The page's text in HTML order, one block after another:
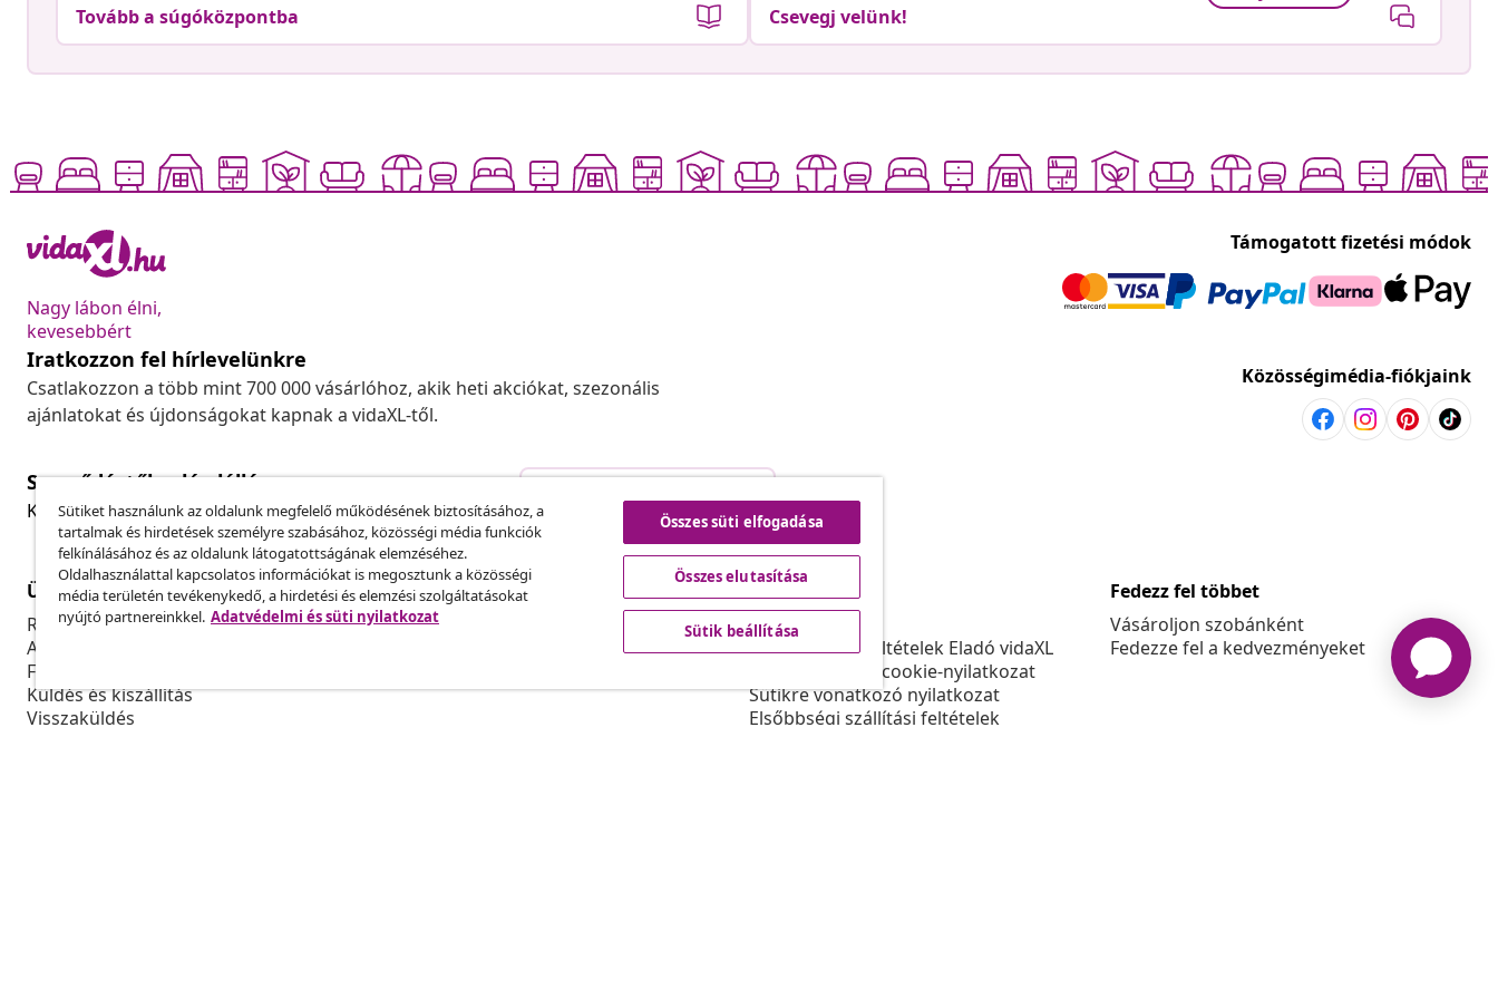
Tovább a súgóközpontba Csevegj velünk!
Nagy lábon élni,
kevesebbért
Támogatott fizetési módok
Iratkozzon fel hírlevelünkre
Csatlakozzon a több mint 700 000 vásárlóhoz, akik heti akciókat, szezonális
ajánlatokat és újdonságokat kapnak a vidaXL-től.
Közösségimédia-fiókjaink
Szerződéstől való elállás
Küldj be egy rendelés lemondására vonatkozó kérelmet.
Szerződéstől való elállás
Ügyfélszolgálat
Rendelés nyomon követése
A fiókom
Fizetés
Küldés és kiszállítás
Visszaküldés
Üzlet
Partnerprogram
vidaXL
A vidaXL-ről
Felhasználási feltételek Eladó vidaXL
Adatvédelmi és cookie-nyilatkozat
Sütikre vonatkozó nyilatkozat
Elsőbbségi szállítási feltételek
Fedezz fel többet
Vásároljon szobánként
Fedezze fel a kedvezményeket
Sütiket használunk az oldalunk megfelelő működésének biztosításához, a
tartalmak és hirdetések személyre szabásához, közösségi média funkciók
felkínálásához és az oldalunk látogatottságának elemzéséhez.
Oldalhasználattal kapcsolatos információkat is megosztunk a közösségi
média területén tevékenykedő, a hirdetési és elemzési szolgáltatásokat
nyújtó partnereinkkel. Adatvédelmi és süti nyilatkozat
Összes süti elfogadása
Összes elutasítása
Sütik beállítása